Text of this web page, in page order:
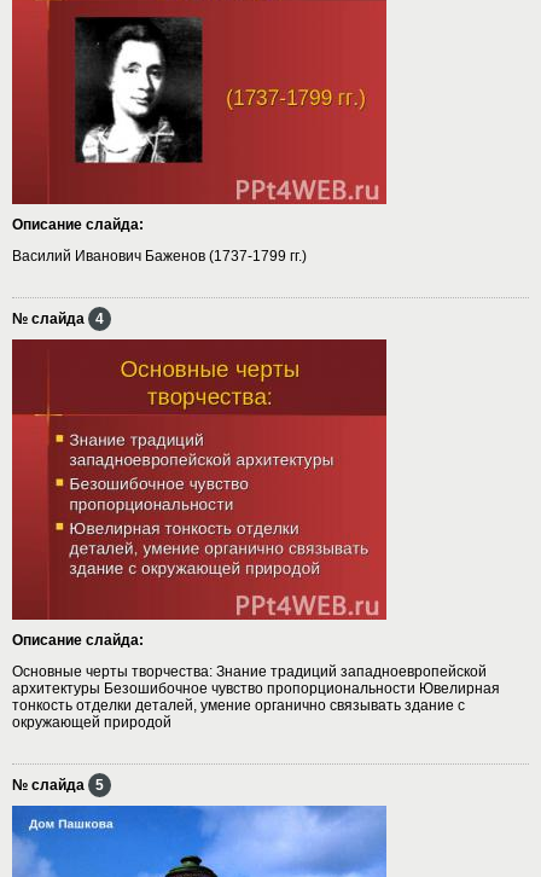
Описание слайда:
Василий Иванович Баженов (1737-1799 гг.)
№ слайда 4
Описание слайда:
Основные черты творчества: Знание традиций западноевропейской
архитектуры Безошибочное чувство пропорциональности Ювелирная
тонкость отделки деталей, умение органично связывать здание с
окружающей природой
№ слайда 5